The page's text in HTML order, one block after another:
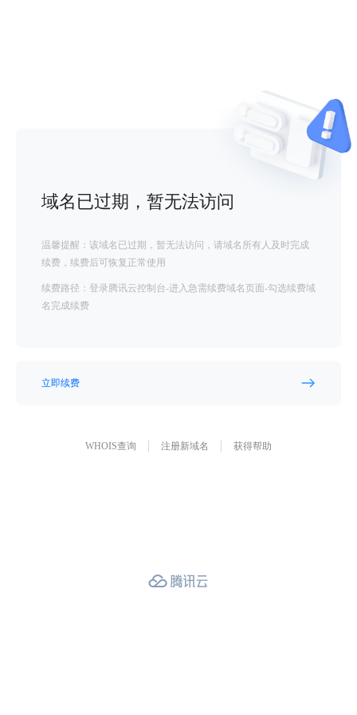
域名已过期，暂无法访问
温馨提醒：该域名已过期，暂无法访问，请域名所有人及时完成
续费，续费后可恢复正常使用
续费路径：登录腾讯云控制台-进入急需续费域名页面-勾选续费域
名完成续费
立即续费
WHOIS查询 注册新域名 获得帮助